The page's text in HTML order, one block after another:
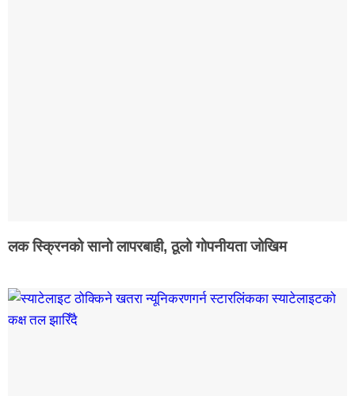
लक स्क्रिनको सानो लापरबाही, ठूलो गोपनीयता जोखिम